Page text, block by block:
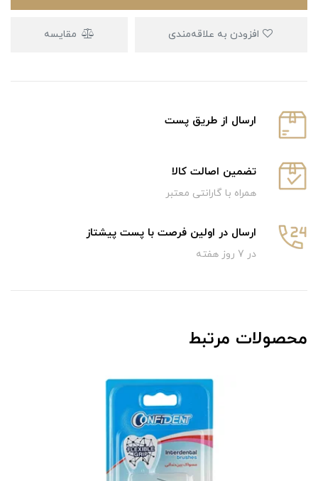
مقایسه
ارسال از طریق پست
تضمین اصالت کالا
همراه با گارانتی معتبر
ارسال در اولین فرصت با پست پیشتاز
در 7 روز هفته
محصولات مرتبط